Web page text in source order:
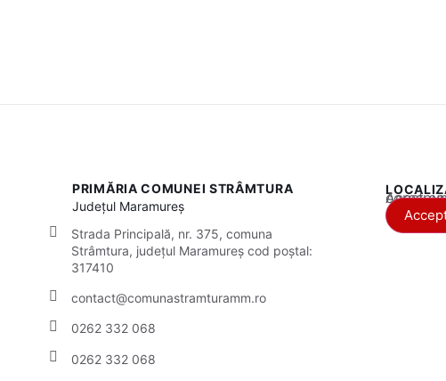
PRIMĂRIA COMUNEI STRÂMTURA
Județul Maramureș
Strada Principală, nr. 375, comuna
Strâmtura, județul Maramureș cod poștal:
317410
contact@comunastramturamm.ro
0262 332 068
0262 332 068
Acest conținut este